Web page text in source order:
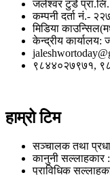
जलेश्वर टुडे प्रा.लि.
कम्पनी दर्ता नं.-
मिडिया
केन्द्रीय
९८४४०२७९७१,
हाम्रो टिम
सञ्चालक तथा
कानुनी सल्लाहकार
प्राविधिक